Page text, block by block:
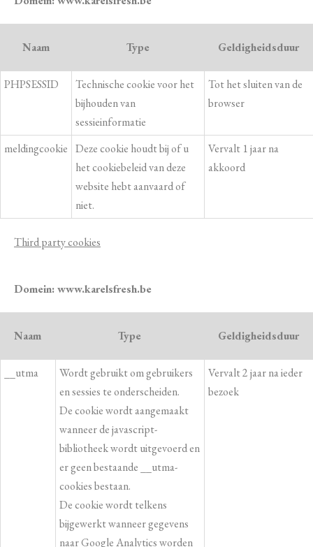
Naam Type Geldigheidsduur
PHPSESSID
Technische cookie voor het
bijhouden van
sessieinformatie
Tot het sluiten van de
browser
meldingcookie Deze cookie houdt bij of u
het cookiebeleid van deze
website hebt aanvaard of
niet.
Vervalt 1 jaar na
akkoord
Third party cookies
Domein: www.karelsfresh.be
Naam Type Geldigheidsduur
__utma
Wordt gebruikt om gebruikers
en sessies te onderscheiden.
De cookie wordt aangemaakt
wanneer de javascript-
bibliotheek wordt uitgevoerd en
er geen bestaande __utma-
cookies bestaan.
De cookie wordt telkens
bijgewerkt wanneer gegevens
naar Google Analytics worden
Vervalt 2 jaar na ieder
bezoek